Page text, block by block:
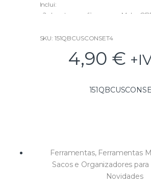
Inclui:
• 2x Inserts rosca fêmea para Malas
com parafuso M08x16 incluído.
• 2x Conectores Macho
SKU: 151QBCUSCONSET4
4,90 €
Ferramentas, Ferramentas
Sacos e Organizadores
Novidades